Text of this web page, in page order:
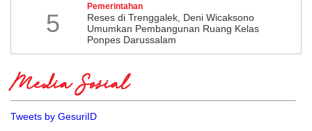
5
Pemerintahan
​Reses di Trenggalek, Deni Wicaksono
Umumkan Pembangunan Ruang Kelas
Ponpes Darussalam
Media Sosial
Tweets by GesuriID